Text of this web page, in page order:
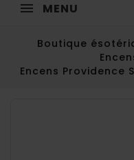
MENU
Boutique
Encens Providence